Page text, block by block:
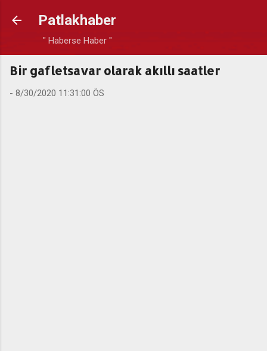
Ana içeriğe atla
Patlakhaber
" Haberse Haber "
Bir gafletsavar olarak akıllı saatler
- 8/30/2020 11:31:00 ÖS